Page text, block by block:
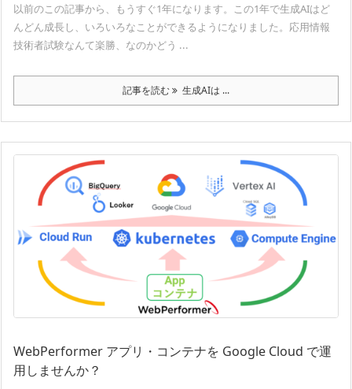
以前のこの記事から、もうすぐ1年になります。この1年で生成AIはど
んどん成長し、いろいろなことができるようになりました。応用情報
技術者試験なんて楽勝、なのかどう ...
記事を読む 生成AIは ...
WebPerformer アプリ・コンテナを Google Cloud で運
用しませんか？